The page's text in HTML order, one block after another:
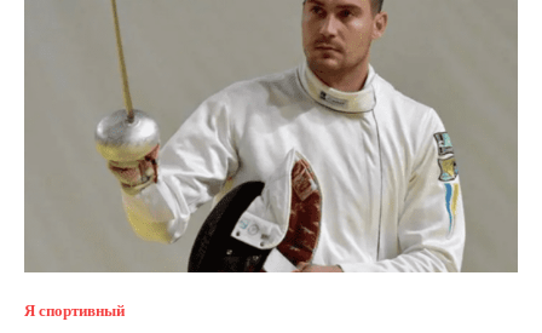
Я спортивный